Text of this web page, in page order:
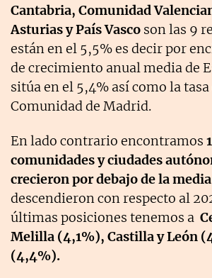
Cantabria, Comunidad
Asturias y País Vasco son las 9
están en el 5,5% es decir por
de crecimiento anual media de
sitúa en el 5,4% así como la tasa
Comunidad de Madrid.
En lado contrario encontramos
comunidades y ciudades
crecieron por debajo de la media
descendieron con respecto al
últimas posiciones tenemos a
Melilla (4,1%), Castilla y León
(4,4%).